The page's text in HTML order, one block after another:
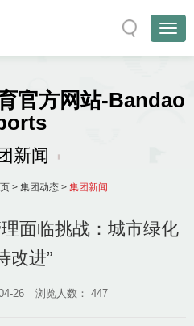
官方网站-Bandao
新闻
> 集团动态> 集团新闻
面临挑战：城市绿化
改进”
26 浏览人数： 447